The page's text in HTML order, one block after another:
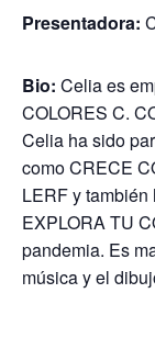
Presentadora:
Bio: Celia es
COLORES C.
Celia ha sido
como CRECE
LERF y
EXPLORA TU
pandemia. Es
música y el